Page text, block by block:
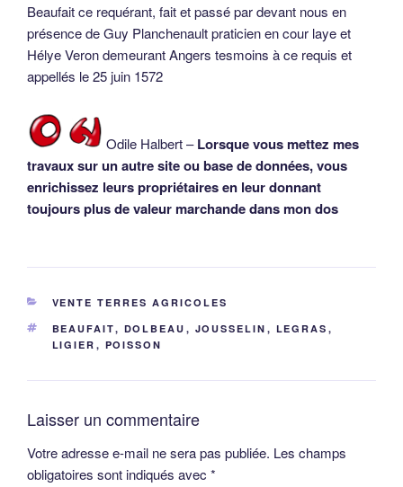
Beaufait ce requérant, fait et passé par devant nous en
présence de Guy Planchenault praticien en cour laye et
Hélye Veron demeurant Angers tesmoins à ce requis et
appellés le 25 juin 1572
Odile Halbert –Lorsque vous mettez mes
travaux sur un autre site ou base de données, vous
enrichissez leurs propriétaires en leur donnant
toujours plus de valeur marchande dans mon dos
CATÉGORIES
VENTE TERRES AGRICOLES
ÉTIQUETTES
BEAUFAIT, DOLBEAU , JOUSSELIN , LEGRAS ,
LIGIER , POISSON
Laisser un commentaire
Votre adresse e-mail ne sera pas publiée. Les champs
obligatoires sont indiqués avec *